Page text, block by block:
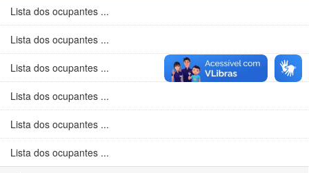
Lista dos ocupantes ...
Lista dos ocupantes ...
Lista dos ocupantes ...
Lista dos ocupantes ...
Lista dos ocupantes ...
Lista dos ocupantes ...